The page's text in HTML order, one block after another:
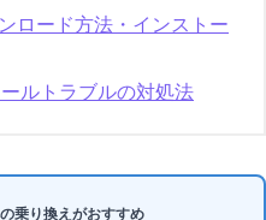
ロード方法・インストー
ルトラブルの対処法
乗り換えがおすすめ